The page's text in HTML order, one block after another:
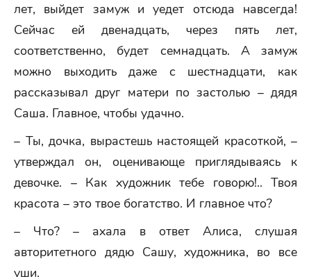
лет, выйдет замуж и уедет отсюда навсегда!
Сейчас ей двенадцать, через пять лет,
соответственно, будет семнадцать. А замуж
можно выходить даже с шестнадцати, как
рассказывал друг матери по застолью – дядя
Саша. Главное, чтобы удачно.
– Ты, дочка, вырастешь настоящей красоткой, –
утверждал он, оценивающе приглядываясь к
девочке. – Как художник тебе говорю!.. Твоя
красота – это твое богатство. И главное что?
– Что? – ахала в ответ Алиса, слушая
авторитетного дядю Сашу, художника, во все
уши.